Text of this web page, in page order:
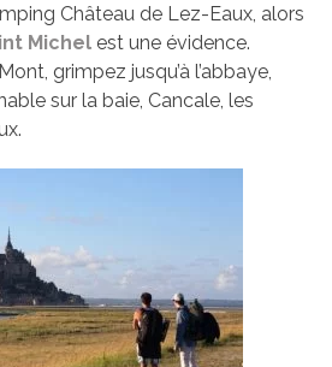
Château de Lez-Eaux, alors
Michel est une évidence.
grimpez jusqu’à l’abbaye,
sur la baie, Cancale, les